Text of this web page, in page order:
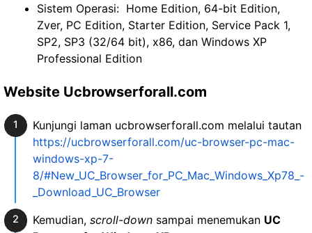
Sistem Operasi: Home Edition, 64-bit Edition,
Zver, PC Edition, Starter Edition, Service Pack 1,
SP2, SP3 (32/64 bit), x86, dan Windows XP
Professional Edition
Website Ucbrowserforall.com
Kunjungi laman ucbrowserforall.com melalui tautan
https://ucbrowserforall.com/uc-browser-pc-mac-
windows-xp-7-
8/#New_UC_Browser_for_PC_Mac_Windows_Xp78_-
_Download_UC_Browser
Kemudian,scroll-downsampai menemukan UC